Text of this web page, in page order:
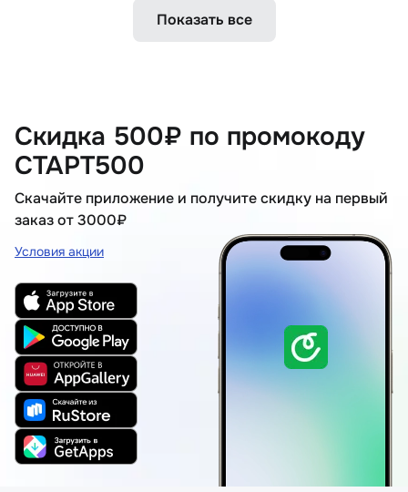
Показать все
Скидка 500₽ по промокоду
СТАРТ500
Скачайте приложение и получите скидку на первый
заказ от 3000₽
Условия акции